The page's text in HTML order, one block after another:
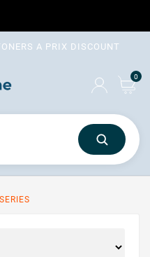
A PRIX DISCOUNT
0